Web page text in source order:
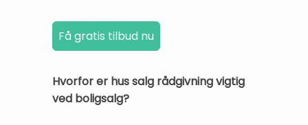
Hvorfor er hus salg rådgivning vigtig
ved boligsalg?